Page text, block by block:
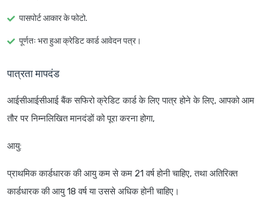
पासपोर्ट आकार के फोटो.
पूर्णतः भरा हुआ क्रेडिट कार्ड आवेदन पत्र।
पात्रता मापदंड
आईसीआईसीआई बैंक सफिरो क्रेडिट कार्ड के लिए पात्र होने के लिए, आपको आम
तौर पर निम्नलिखित मानदंडों को पूरा करना होगा,
आयु:
प्राथमिक कार्डधारक की आयु कम से कम 21 वर्ष होनी चाहिए, तथा अतिरिक्त
कार्डधारक की आयु 18 वर्ष या उससे अधिक होनी चाहिए।